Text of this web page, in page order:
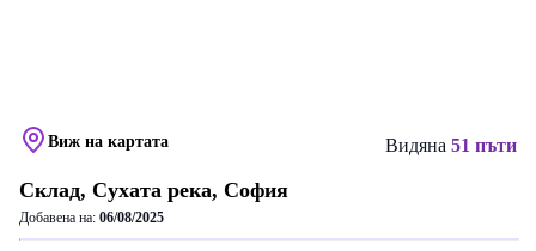
Виж на картата Видяна 51 пъти
Склад, Сухата река, София
Добавена на: 06/08/2025